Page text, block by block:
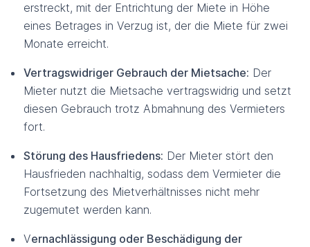
erstreckt, mit der Entrichtung der Miete in Höhe
eines Betrages in Verzug ist, der die Miete für zwei
Monate erreicht.
Vertragswidriger Gebrauch der Mietsache: Der
Mieter nutzt die Mietsache vertragswidrig und setzt
diesen Gebrauch trotz Abmahnung des Vermieters
fort.
Störung des Hausfriedens: Der Mieter stört den
Hausfrieden nachhaltig, sodass dem Vermieter die
Fortsetzung des Mietverhältnisses nicht mehr
zugemutet werden kann.
Vernachlässigung oder Beschädigung der